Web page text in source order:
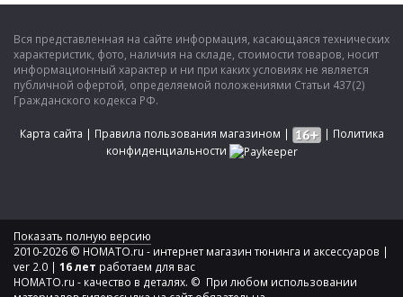
Вся представленная на сайте информация, касающаяся технических
характеристик, фото, наличия на складе, стоимости товаров, носит
информационный характер и ни при каких условиях не является
публичной офертой, определяемой положениями Статьи 437(2)
Гражданского кодекса РФ.
Карта сайта | Правила пользования магазином | | Политика
конфиденциальности
Показать полную версию
2010-2026 © HOMATO.ru - интернет магазин тюнинга и аксессуаров |
ver 2.0 | 16 лет работаем для вас
HOMATO.ru - качество в деталях. © При любом использовании